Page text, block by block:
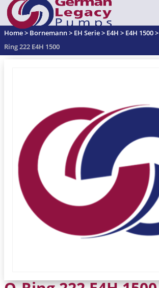
Home> Bornemann> EH Serie> E4H > E4H 1500>
Ring 222 E4H 1500